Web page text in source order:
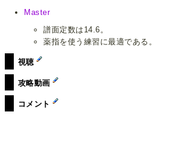
Master
譜面定数は14.6。
薬指を使う練習に最適である。
視聴
攻略動画
コメント